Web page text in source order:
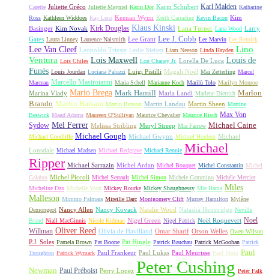
Carette Juliette Gréco Juliette Mayniel Karin Dor Karin Schubert Karl Malden Katharine
Ross Kathleen Widdoes Kay Lenz Keenan Wynn Keith Carradine Kevin Bacon Kim
Basinger Kim Novak Kirk Douglas Klaus Kinski Lana Turner Lana Wood Larry
Gates Laura Linney Laurence Naismith Lee Grant Lee J. Cobb Lee Marvin Lee Remick
Lee Van Cleef Leopoldo Trieste Leslie Nielsen Liam Neeson Linda Hayden Lino
Ventura Lois Chiles Lois Maxwell Lon Chaney Jr. Lorella De Luca Louis de
Funès Louis Jourdan Luciana Paluzzi Luigi Pistilli Magali Noël Mai Zetterling Marcel
Marceau Marcello Mastroianni Maria Schell Marianne Koch Marilù Tolo Marilyn Monroe
Marina Vlady Mario Brega Mark Hamill Marla Landi Marlene Dietrich Marlon
Brando Martin Balsam Martin Benson Martin Landau Martin Sheen Martine
Beswick Maud Adams Maureen O'Sullivan Maurice Chevalier Maurice Risch Max Von
Sydow Mel Ferrer Melissa Stribling Meryl Streep Mia Farrow Michael Caine
Michael Goodliffe Michael Gough Michael Gwynn Michael Hordern Michael
Lonsdale Michael Madsen Michael Redgrave Michael Rennie Michael
Ripper Michael Sarrazin Michel Ardan Michel Bouquet Michel Constantin Michel
Galabru Michel Piccoli Michel Serrault Michel Simon Michele Gammino Michèle Mercier
Micheline Dax Michelle Yeoh Mickey Rourke Mickey Shaughnessy Mie Hama Miles
Malleson Mimmo Palmara Mireille Darc Montgomery Clift Murray Hamilton Mylène
Demongeot Nancy Allen Nancy Kovack Natalie Wood Natasha Henstridge Neville
Brand Niall MacGinnis Nicole Kidman Nigel Green Nigel Patrick Noël Roquevert Noel
Willman Oliver Reed Olivia de Havilland Omar Sharif Orson Welles Owen Wilson
P.J. Soles Pamela Brown Pat Boone Pat Hingle Patrick Bauchau Patrick McGoohan Patrick
Troughton Patrick Wymark Paul Frankeur Paul Lukas Paul Meurisse Paul Muni Paul
Newman Paul Préboist Perry Lopez Peter Cushing Peter Falk